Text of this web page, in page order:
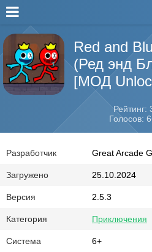
Red and
(Ред энд
[МОД
Рейтинг:
Голосов:
Разработчик Great Arcade
Загружено 25.10.2024
Версия 2.5.3
Категория Приключения
Система 6+